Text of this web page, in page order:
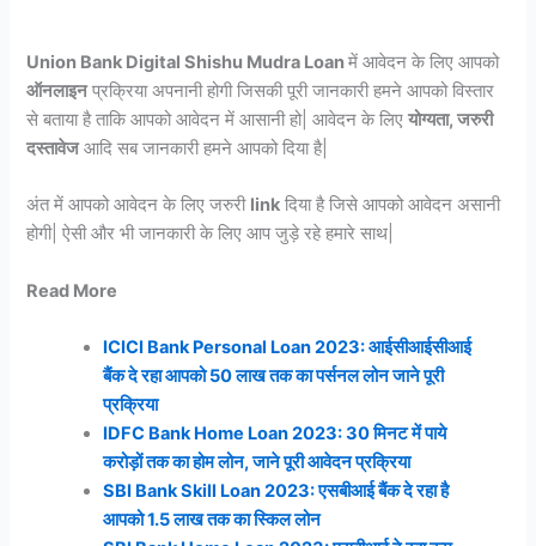
Union Bank Digital Shishu Mudra Loanमें आवेदन के लिए आपको
ऑनलाइनप्रक्रिया अपनानी होगी जिसकी पूरी जानकारी हमने आपको विस्तार
से बताया है ताकि आपको आवेदन में आसानी हो| आवेदन के लिएयोग्यता, जरुरी
दस्तावेजआदि सब जानकारी हमने आपको दिया है|
अंत में आपको आवेदन के लिए जरुरी link दिया है जिसे आपको आवेदन असानी
होगी| ऐसी और भी जानकारी के लिए आप जुड़े रहे हमारे साथ|
Read More
ICICI Bank Personal Loan 2023: आईसीआईसीआई
बैंक दे रहा आपको 50 लाख तक का पर्सनल लोन जाने पूरी
प्रक्रिया
IDFC Bank Home Loan 2023: 30 मिनट में पाये
करोड़ों तक का होम लोन, जाने पूरी आवेदन प्रक्रिया
SBI Bank Skill Loan 2023: एसबीआई बैंक दे रहा है
आपको 1.5 लाख तक का स्किल लोन